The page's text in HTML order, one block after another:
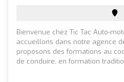
Bienvenue chez Tic Tac Auto-
accueillons dans notre agence
proposons des formations au
de conduire, en formation